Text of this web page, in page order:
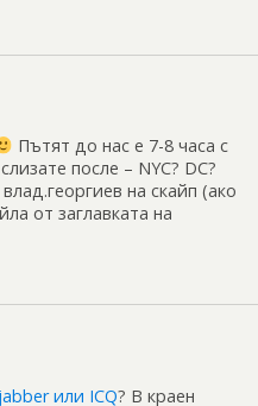
Пътят до нас е 7-8 часа с
после – NYC? DC?
на скайп (ако
от заглавката на
jabber или ICQ? В краен